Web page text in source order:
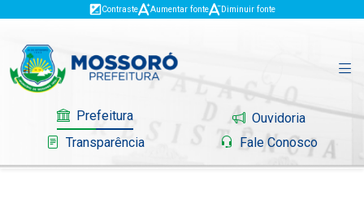
Contraste Aumentar fonte Diminuir fonte
Prefeitura
Ouvidoria
Transparência
Fale Conosco